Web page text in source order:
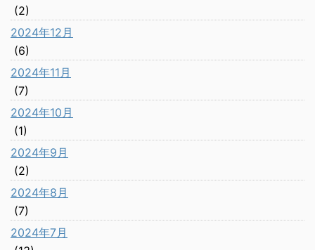
(2)
2024年12月
(6)
2024年11月
(7)
2024年10月
(1)
2024年9月
(2)
2024年8月
(7)
2024年7月